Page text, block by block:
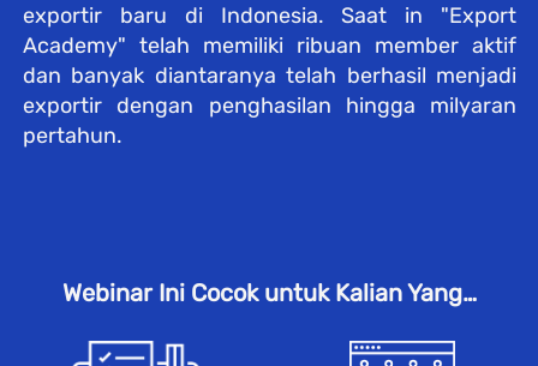
exportir baru di Indonesia. Saat in "Export
Academy" telah memiliki ribuan member aktif
dan banyak diantaranya telah berhasil menjadi
exportir dengan penghasilan hingga milyaran
pertahun.
Webinar Ini Cocok untuk Kalian Yang…